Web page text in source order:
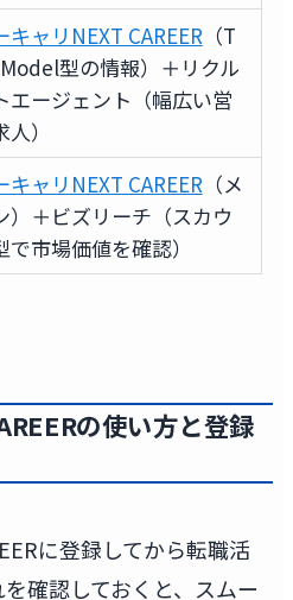
キャリNEXT CAREER（T
型の情報）＋リクル
エージェント（幅広い営
）
キャリNEXT CAREER（メ
）＋ビズリーチ（スカウ
で市場価値を確認）
の使い方と登録
に登録してから転職活
確認しておくと、スムー